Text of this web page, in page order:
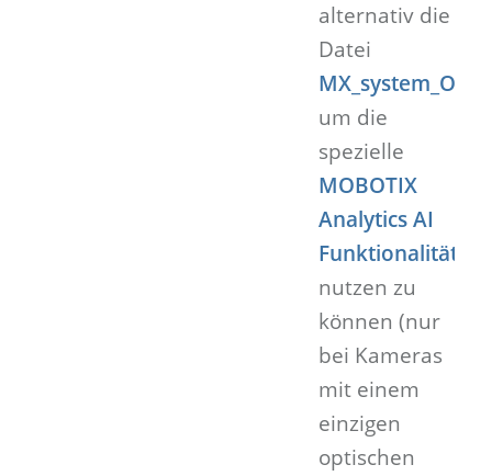
alternativ die
Datei
um die
spezielle
MOBOTIX
Analytics AI
Funktionalität
nutzen zu
können (nur
bei Kameras
mit einem
einzigen
optischen